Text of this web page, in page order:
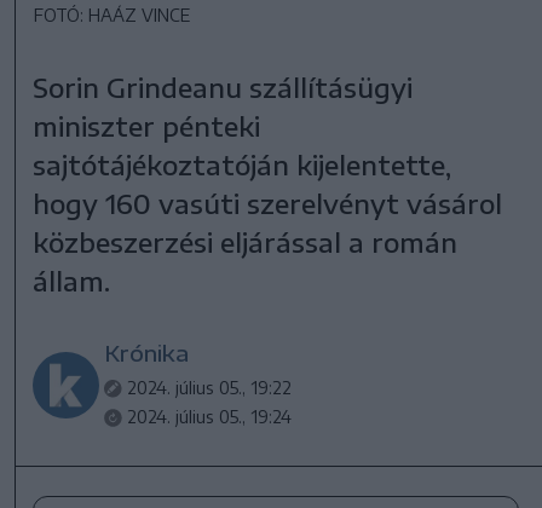
FOTÓ: HAÁZ VINCE
Sorin Grindeanu szállításügyi
miniszter pénteki
sajtótájékoztatóján kijelentette,
hogy 160 vasúti szerelvényt vásárol
közbeszerzési eljárással a román
állam.
Krónika
2024. július 05., 19:22
2024. július 05., 19:24